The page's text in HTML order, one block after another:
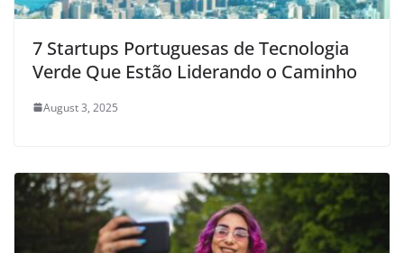
7 Startups Portuguesas de Tecnologia
Verde Que Estão Liderando o Caminho
August 3, 2025